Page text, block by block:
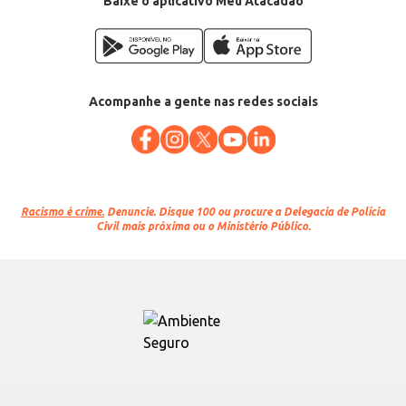
Acompanhe a gente nas redes sociais
Racismo é crime. Denuncie. Disque 100 ou procure a Delegacia de Polícia
Civil mais próxima ou o Ministério Público.